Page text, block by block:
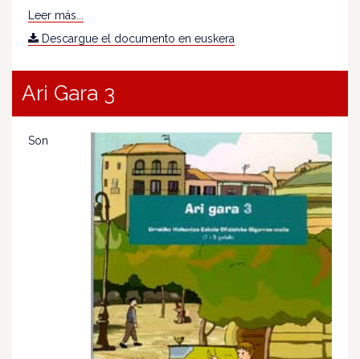
Leer más...
Descargue el documento en euskera
Ari Gara 3
Son